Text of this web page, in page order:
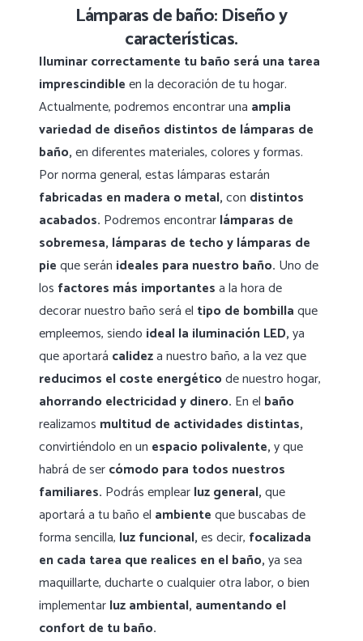
Lámparas de baño: Diseño y
características.
Iluminar correctamente tu baño será una tarea
imprescindibleen la decoración de tu hogar.
Actualmente, podremos encontrar una amplia
variedad de diseños distintos de lámparas de
baño,en diferentes materiales, colores y formas.
Por norma general, estas lámparas estarán
fabricadas en madera o metal,con distintos
acabados. Podremos encontrarlámparas de
sobremesa, lámparas de techo y lámparas de
pieque serán ideales para nuestro baño. Uno de
los factores más importantesa la hora de
decorar nuestro baño será el tipo de bombillaque
empleemos, siendo ideal la iluminación LED,ya
que aportará calideza nuestro baño, a la vez que
reducimos el coste energéticode nuestro hogar,
ahorrando electricidad y dinero. En el baño
realizamos multitud de actividades distintas,
convirtiéndolo en un espacio polivalente,y que
habrá de sercómodo para todos nuestros
familiares. Podrás emplearluz general,que
aportará a tu baño el ambienteque buscabas de
forma sencilla, luz funcional,es decir, focalizada
en cada tarea que realices en el baño,ya sea
maquillarte, ducharte o cualquier otra labor, o bien
implementarluz ambiental, aumentando el
confort de tu baño.